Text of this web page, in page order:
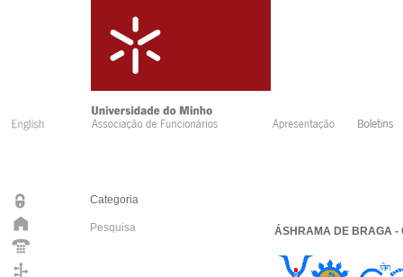
Categoria
Pesquisa ÁSHRAMA DE BRAGA -